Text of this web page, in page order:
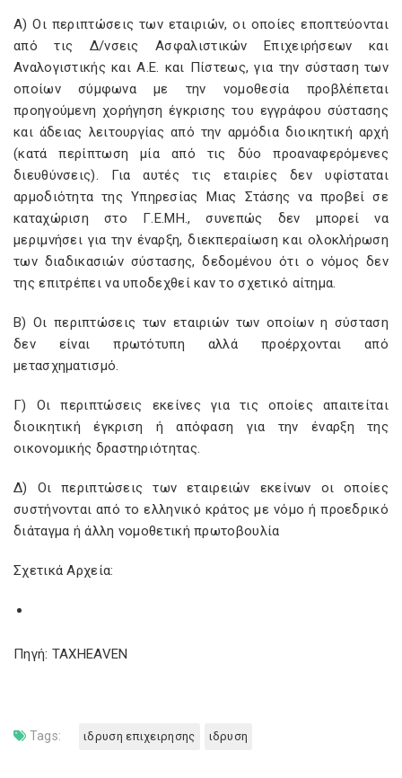
Α) Οι περιπτώσεις των εταιριών, οι οποίες εποπτεύονται
από τις Δ/νσεις Ασφαλιστικών Επιχειρήσεων και
Αναλογιστικής και Α.Ε. και Πίστεως, για την σύσταση των
οποίων σύμφωνα με την νομοθεσία προβλέπεται
προηγούμενη χορήγηση έγκρισης του εγγράφου σύστασης
και άδειας λειτουργίας από την αρμόδια διοικητική αρχή
(κατά περίπτωση μία από τις δύο προαναφερόμενες
διευθύνσεις). Για αυτές τις εταιρίες δεν υφίσταται
αρμοδιότητα της Υπηρεσίας Μιας Στάσης να προβεί σε
καταχώριση στο Γ.Ε.ΜΗ., συνεπώς δεν μπορεί να
μεριμνήσει για την έναρξη, διεκπεραίωση και ολοκλήρωση
των διαδικασιών σύστασης, δεδομένου ότι ο νόμος δεν
της επιτρέπει να υποδεχθεί καν το σχετικό αίτημα.
Β) Οι περιπτώσεις των εταιριών των οποίων η σύσταση
δεν είναι πρωτότυπη αλλά προέρχονται από
μετασχηματισμό.
Γ) Οι περιπτώσεις εκείνες για τις οποίες απαιτείται
διοικητική έγκριση ή απόφαση για την έναρξη της
οικονομικής δραστηριότητας.
Δ) Οι περιπτώσεις των εταιρειών εκείνων οι οποίες
συστήνονται από το ελληνικό κράτος με νόμο ή προεδρικό
διάταγμα ή άλλη νομοθετική πρωτοβουλία
Σχετικά Αρχεία:
Πηγή: TAXHEAVEN
Tags: ιδρυση επιχειρησης ιδρυση